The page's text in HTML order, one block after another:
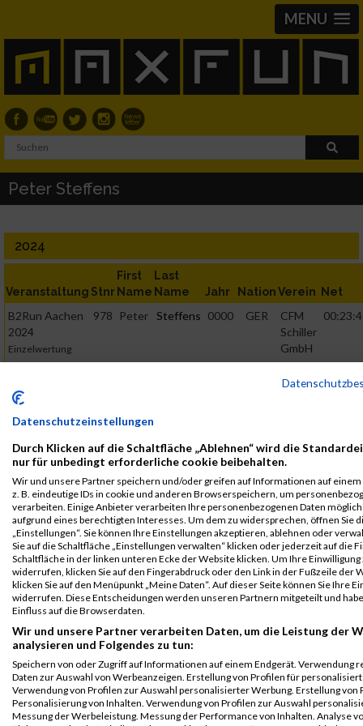
MENU
Peter Steffens
2024
Veranstaltung Stnr
First
Name
Last
Name
Jahr NationVerein Net
B2Run Aachen
2024
Einzelwertung
978 Peter Steffens 0000 GER
CFM
Schiller
GmbH
2024
Einzelwertung
weiblich
Schiller
B2Run Aachen
2024
Teamwertung
weiblich
978 Peter Steffens 0000 GER
CFM
Schiller
GmbH
B2Run Aachen
2024
Teamwertung
mixed
978 Peter Steffens 0000 GER
CFM
Schiller
GmbH
Legende:
GPos = Geschlechter Position, KPos = Kategorie Position, TPos =
Team Position, DNS = Did not start, DNF = Did not finish, DQ =
Disqualifiziert
Datenschutzeinstellungen
Durch Klicken auf die Schaltfläche „Ablehnen“ wird die
nur für unbedingt erforderliche cookie beibehalten.
Wir und unsere Partner speichern und/oder greifen auf Informationen auf einem
z. B. eindeutige IDs in cookie und anderen Browserspeichern, um
verarbeiten. Einige Anbieter verarbeiten Ihre personenbezogenen Daten
aufgrund eines berechtigten Interesses. Um dem zu widersprechen, öffnen Sie
„Einstellungen“. Sie können Ihre Einstellungen akzeptieren, ablehnen oder
Sie auf die Schaltfläche „Einstellungen verwalten“ klicken oder jederzeit auf die
Schaltfläche in der linken unteren Ecke der Website klicken. Um Ihre Einwilligung
widerrufen, klicken Sie auf den Fingerabdruck oder den Link in der Fußzeile der
klicken Sie auf den Menüpunkt „Meine Daten“. Auf dieser Seite können Sie Ihre
widerrufen. Diese Entscheidungen werden unseren Partnern mitgeteilt und
Einfluss auf die Browserdaten.
Wir und unsere Partner verarbeiten Daten, um die Leistung der
analysieren und Folgendes zu tun:
Speichern von oder Zugriff auf Informationen auf einem Endgerät. Verwendung
Daten zur Auswahl von Werbeanzeigen. Erstellung von Profilen für
Verwendung von Profilen zur Auswahl personalisierter Werbung. Erstellung von
Personalisierung von Inhalten. Verwendung von Profilen zur Auswahl
Messung der Werbeleistung. Messung der Performance von Inhalten. Analyse